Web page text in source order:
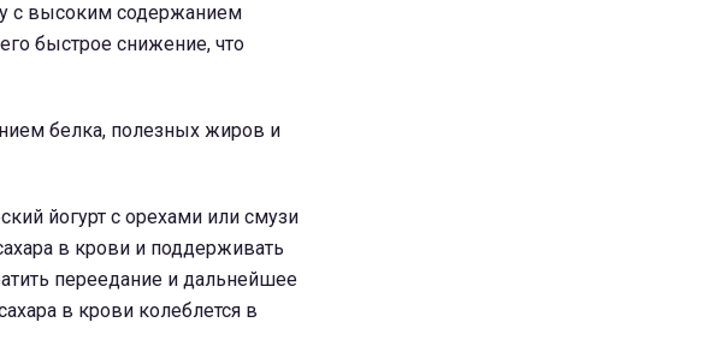
с высоким содержанием
быстрое снижение, что
белка, полезных жиров и
йогурт с орехами или смузи
в крови и поддерживать
переедание и дальнейшее
в крови колеблется в